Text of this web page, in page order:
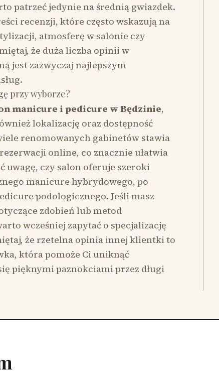
patrzeć jedynie na średnią gwiazdek.
recenzji, które często wskazują na
atmosferę w salonie czy
że duża liczba opinii w
jest zazwyczaj najlepszym
przy wyborze?
manicure i pedicure w Będzinie,
lokalizację oraz dostępność
renomowanych gabinetów stawia
online, co znacznie ułatwia
uwagę, czy salon oferuje szeroki
manicure hybrydowego, po
podologicznego. Jeśli masz
zdobień lub metod
wcześniej zapytać o specjalizację
że rzetelna opinia innej klientki to
która pomoże Ci uniknąć
pięknymi paznokciami przez długi